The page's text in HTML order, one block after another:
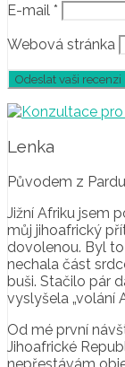
E-mail *
Webová stránka
Lenka
Původem z
Jižní Afriku jsem
můj jihoafrický
dovolenou. Byl
nechala část
buši. Stačilo pár
vyslyšela „volání
Od mé první
Jihoafrické